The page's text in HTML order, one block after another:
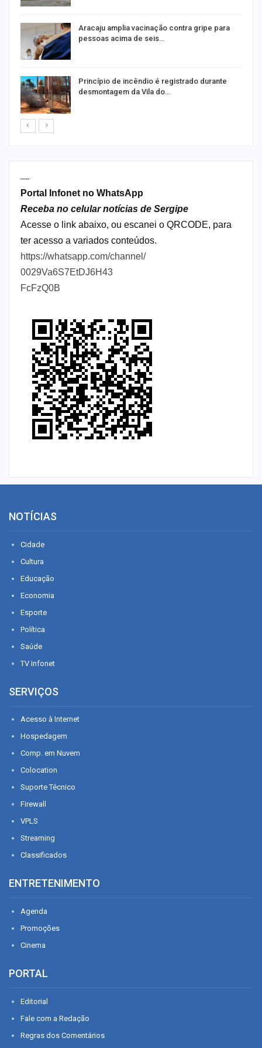
Aracaju amplia vacinação contra gripe para
pessoas acima de seis…
Princípio de incêndio é registrado durante
desmontagem da Vila do…
----
Portal Infonet no WhatsApp
Receba no celular notícias de Sergipe
Acesse o link abaixo, ou escanei o QRCODE, para
ter acesso a variados conteúdos.
https://whatsapp.com/channel/
0029Va6S7EtDJ6H43
FcFzQ0B
NOTÍCIAS
Cidade
Cultura
Educação
Economia
Esporte
Política
Saúde
TV Infonet
SERVIÇOS
Acesso à Internet
Hospedagem
Comp. em Nuvem
Colocation
Suporte Técnico
Firewall
VPLS
Streaming
Classificados
ENTRETENIMENTO
Agenda
Promoções
Cinema
PORTAL
Editorial
Fale com a Redação
Regras dos Comentários